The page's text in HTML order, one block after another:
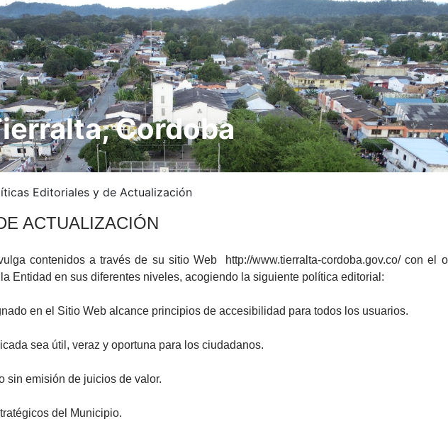
Cordoba
Editoriales y de Actualización
ACTUALIZACIÓN
contenidos a través de su sitio Web http://www.tierralta-cordoba.gov.co/ con el
Entidad en sus diferentes niveles, acogiendo la siguiente política editorial:
en el Sitio Web alcance principios de accesibilidad para todos los usuarios.
sea útil, veraz y oportuna para los ciudadanos.
sin emisión de juicios de valor.
del Municipio.